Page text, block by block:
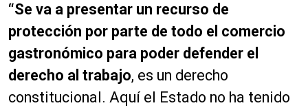
“Se va a presentar un recurso de
protección por parte de todo el comercio
gastronómico para poder defender el
derecho al trabajo, es un derecho
constitucional. Aquí el Estado no ha tenido